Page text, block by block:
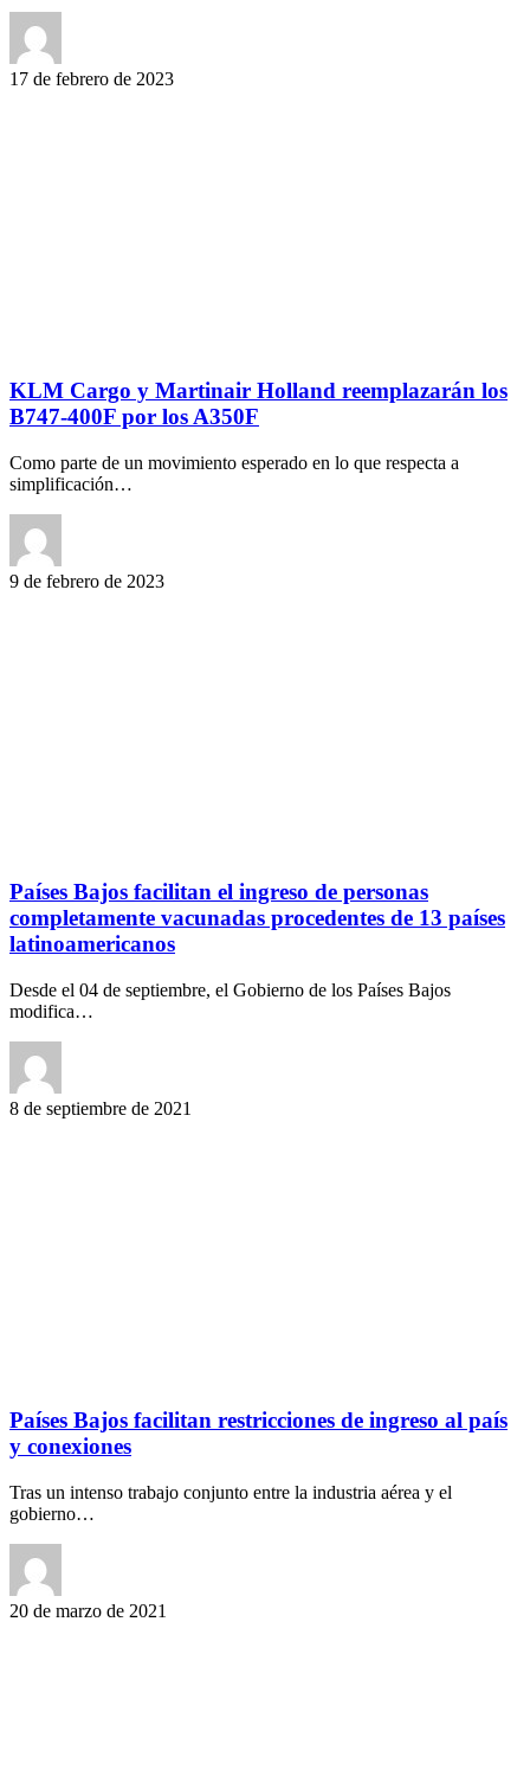
17 de febrero de 2023
KLM Cargo y Martinair Holland reemplazarán los
B747-400F por los A350F
Como parte de un movimiento esperado en lo que respecta a
simplificación…
9 de febrero de 2023
Países Bajos facilitan el ingreso de personas
completamente vacunadas procedentes de 13 países
latinoamericanos
Desde el 04 de septiembre, el Gobierno de los Países Bajos
modifica…
8 de septiembre de 2021
Países Bajos facilitan restricciones de ingreso al país
y conexiones
Tras un intenso trabajo conjunto entre la industria aérea y el
gobierno…
20 de marzo de 2021